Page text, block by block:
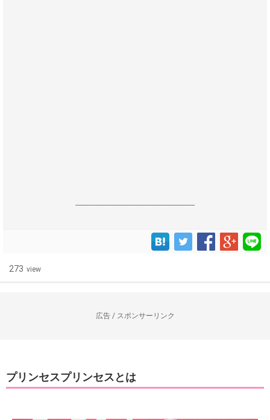
------------------------------------------------------------------
273 view
広告 / スポンサーリンク
プリンセスプリンセスとは